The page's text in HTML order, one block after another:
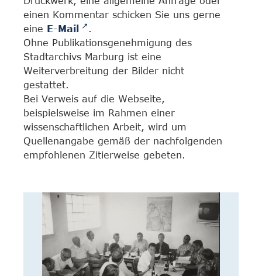
einen Kommentar schicken Sie uns gerne
eine E-Mail
.
Ohne Publikationsgenehmigung des
Stadtarchivs Marburg ist eine
Weiterverbreitung der Bilder nicht
gestattet.
Bei Verweis auf die Webseite,
beispielsweise im Rahmen einer
wissenschaftlichen Arbeit, wird um
Quellenangabe gemäß der nachfolgenden
empfohlenen Zitierweise gebeten.